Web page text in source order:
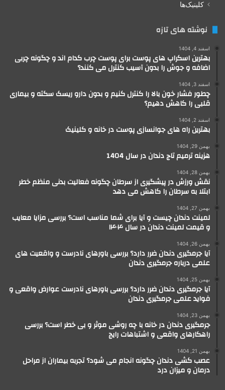
کلینیک‌ها
نوشته های تازه
اسفند 4, 1404
بهترین اسکراپ های پوست برای پوست چرب کدام اند و چگونه چربی
اضافه و جوش را بدون آسیب کنترل می کنند؟
اسفند 3, 1404
چطور فشار خون بالا را کنترل کنیم و بدون دارو ریسک سکته و بیماری
قلبی را کاهش دهیم؟
اسفند 2, 1404
بهترین راه های جوانسازی پوست در خانه و کلینیک
بهمن 29, 1404
هزینه ترمیم تاج دندان در سال 1404
بهمن 28, 1404
نقش ورزش در پیشگیری از سرطان چگونه فعالیت بدنی منظم خطر
ابتلا به سرطان را کاهش می دهد
بهمن 27, 1404
لمینت دندان چیست و آیا برای شما مناسب است؟ بررسی مزایا معایب
و قیمت لمینت دندان در سال ۱۴۰۴
بهمن 26, 1404
آیا جرمگیری دندان ضرر دارد؟ بررسی باورهای نادرست و واقعیت های
علمی درباره جرمگیری دندان
بهمن 25, 1404
آیا جرمگیری دندان ضرر دارد؟ بررسی باورهای نادرست عوارض واقعی و
فواید علمی جرمگیری دندان
بهمن 23, 1404
جرمگیری دندان در خانه با چه روشی موثر و بی خطر است؟ بررسی
راهکارهای واقعی و اشتباهات رایج
بهمن 21, 1404
عصب کشی دندان چگونه انجام می شود؟ تجربه بیماران از مراحل
درمان و میزان درد